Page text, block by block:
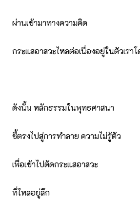
ผ่านเข้ามาทางความคิด
กระแสอาสวะไหลต่อเนื่องอยู่ในตัวเรา
ดังนั้น หลักธรรมในพุทธศาสนา
ชี้ตรงไปสู่การทำลาย ความไม่รู้ตัว
เพื่อเข้าไปตัดกระแสอาสวะ
ที่ไหลอยู่ลึก